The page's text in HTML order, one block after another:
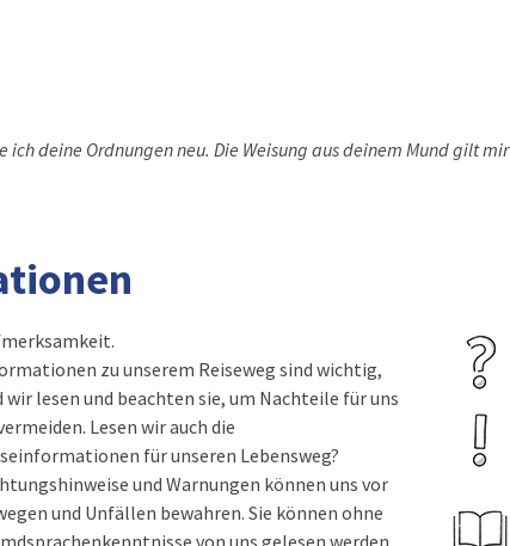
deine Ordnungen neu. Die Weisung aus deinem Mund gilt mir
zu unserem Reiseweg sind wichtig,
wir lesen und beachten sie, um Nachteile für uns
Lesen wir auch die
für unseren Lebensweg?
und Warnungen können uns vor
und Unfällen bewahren. Sie können ohne
von uns gelesen werden.